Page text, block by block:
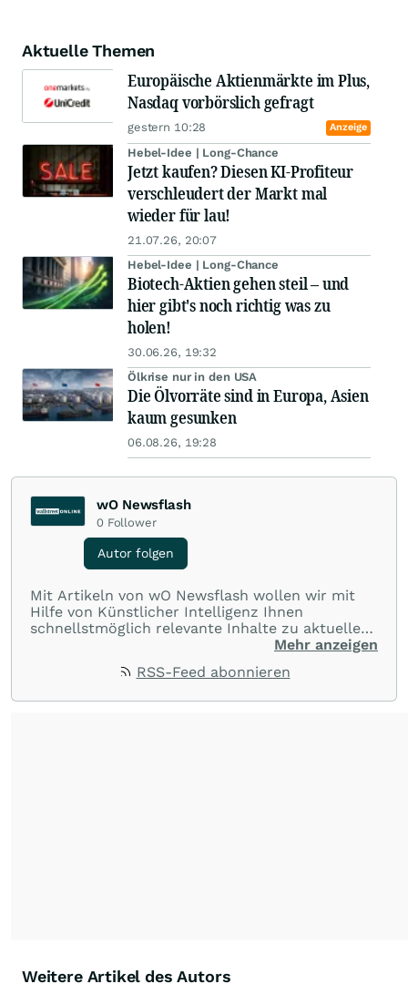
Aktuelle Themen
Europäische Aktienmärkte im Plus,
Nasdaq vorbörslich gefragt
gestern 10:28 Anzeige
Hebel-Idee | Long-Chance
Jetzt kaufen? Diesen KI-Profiteur
verschleudert der Markt mal
wieder für lau!
21.07.26, 20:07
Hebel-Idee | Long-Chance
Biotech-Aktien gehen steil – und
hier gibt's noch richtig was zu
holen!
30.06.26, 19:32
Ölkrise nur in den USA
Die Ölvorräte sind in Europa, Asien
kaum gesunken
06.08.26, 19:28
wO Newsflash
0 Follower
Autor folgen
Mit Artikeln von wO Newsflash wollen wir mit
Hilfe von Künstlicher Intelligenz Ihnen
schnellstmöglich relevante Inhalte zu aktuellen
Ereignissen rund um Börse, Finanzmärkte aus
Mehr anzeigen
RSS-Feed abonnieren
Weitere Artikel des Autors